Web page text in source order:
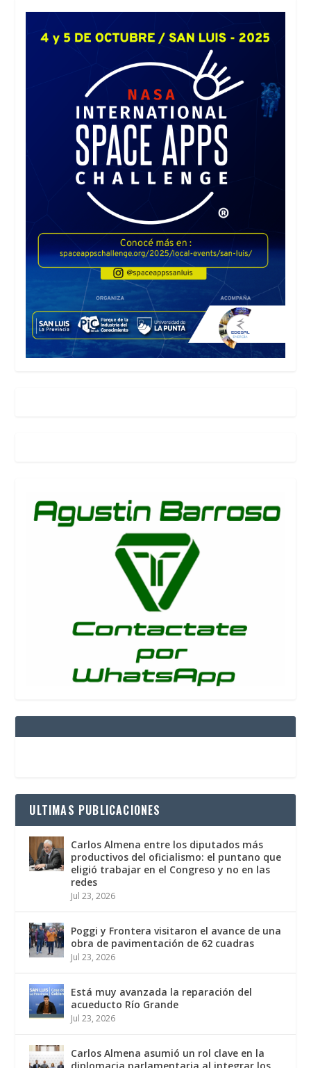
ULTIMAS PUBLICACIONES
Carlos Almena entre los diputados más
productivos del oficialismo: el puntano que
eligió trabajar en el Congreso y no en las
redes
Jul 23, 2026
Poggi y Frontera visitaron el avance de una
obra de pavimentación de 62 cuadras
Jul 23, 2026
Está muy avanzada la reparación del
acueducto Río Grande
Jul 23, 2026
Carlos Almena asumió un rol clave en la